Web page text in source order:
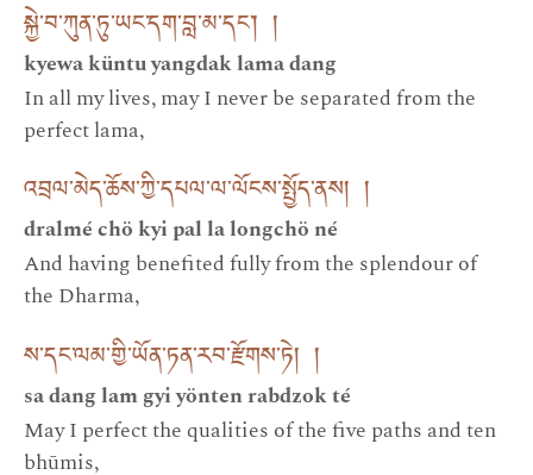
སྐྱེ་བ་ཀུན་ཏུ་ཡང་དག་བླ་མ་དང༌། །
kyewa küntu yangdak lama dang
In all my lives, may I never be separated from the
perfect lama,
འབྲལ་མེད་ཆོས་ཀྱི་དཔལ་ལ་ལོངས་སྤྱོད་ནས། །
dralmé chö kyi pal la longchö né
And having benefited fully from the splendour of
the Dharma,
ས་དང་ལམ་གྱི་ཡོན་ཏན་རབ་རྫོགས་ཏེ། །
sa dang lam gyi yönten rabdzok té
May I perfect the qualities of the five paths and ten
bhūmis,